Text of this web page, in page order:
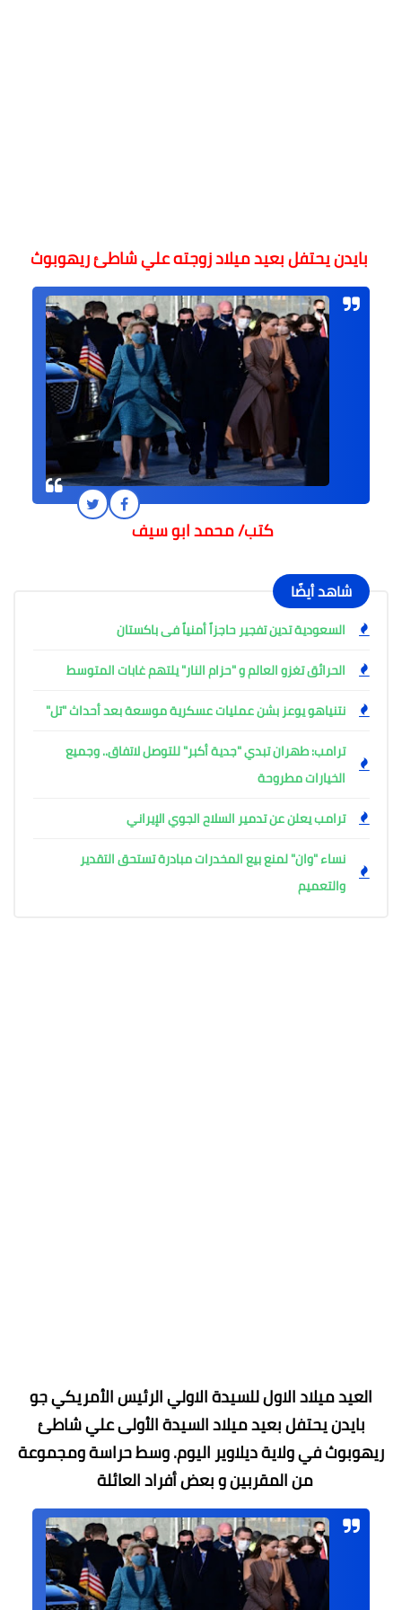
بايدن يحتفل بعيد ميلاد زوجته علي شاطئ ريهوبوث
كتب/ محمد ابو سيف
شاهد أيضًا
السعودية تدين تفجير حاجزاً أمنياً فى باكستان
الحرائق تغزو العالم و "حزام النار" يلتهم غابات المتوسط
نتنياهو يوعز بشن عمليات عسكرية موسعة بعد أحداث "تل"
ترامب: طهران تبدي "جدية أكبر" للتوصل لاتفاق.. وجميع
الخيارات مطروحة
ترامب يعلن عن تدمير السلاح الجوي الإيراني
نساء "وان" لمنع بيع المخدرات مبادرة تستحق التقدير
والتعميم
العيد ميلاد الاول للسيدة الاولي الرئيس الأمريكي جو
بايدن يحتفل بعيد ميلاد السيدة الأولى علي شاطئ
ريهوبوث في ولاية ديلاوير اليوم. وسط حراسة ومجموعة
من المقربين و بعض أفراد العائلة